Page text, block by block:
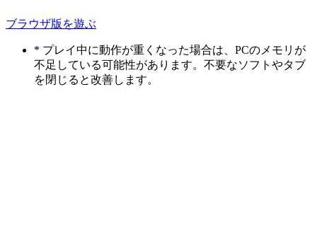
ブラウザ版を遊ぶ
* プレイ中に動作が重くなった場合は、PCのメモリが
不足している可能性があります。不要なソフトやタブ
を閉じると改善します。